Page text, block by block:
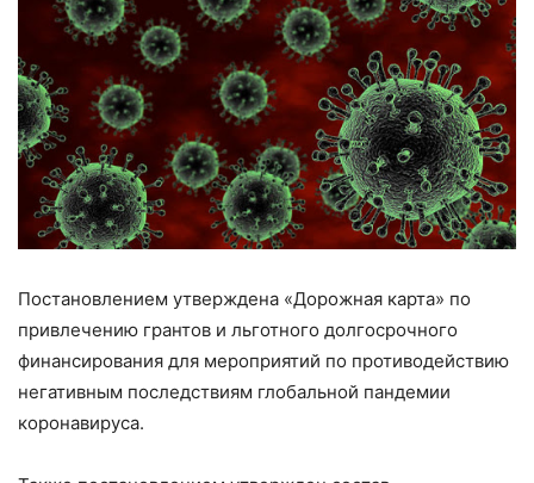
Постановлением утверждена «Дорожная карта» по
привлечению грантов и льготного долгосрочного
финансирования для мероприятий по противодействию
негативным последствиям глобальной пандемии
коронавируса.